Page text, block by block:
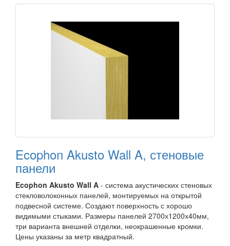
Ecophon Akusto Wall A, стеновые
панели
Ecophon Akusto Wall A - система акустических стеновых
стекловолоконных панелей, монтируемых на открытой
подвесной системе. Создают поверхность с хорошо
видимыми стыками. Размеры панелей 2700х1200х40мм,
три варианта внешней отделки, неокрашенные кромки.
Цены указаны за метр квадратный.